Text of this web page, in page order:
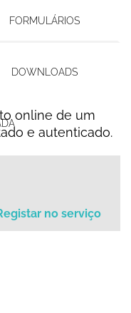
FORMULÁRIOS
DOWNLOADS
online de um
e autenticado.
no serviço